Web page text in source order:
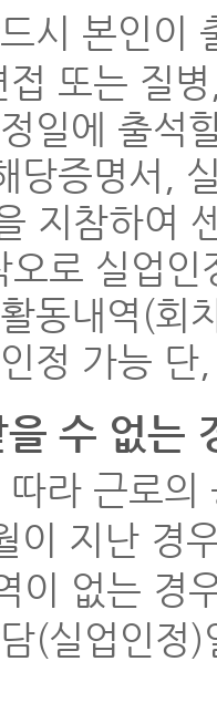
시 본인이
또는 질
일에 출석
당증명서,
지참하여
로 실업인
동내역(회
정 가능
수 없는
따라 근로
이 지난 경
이 없는 경
(실업인정